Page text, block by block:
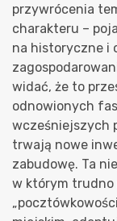
przywrócenia
charakteru –
na historyczne i
widać, że to
odnowionych
wcześniejszych
trwają nowe
zabudowę. Ta
w którym trudno